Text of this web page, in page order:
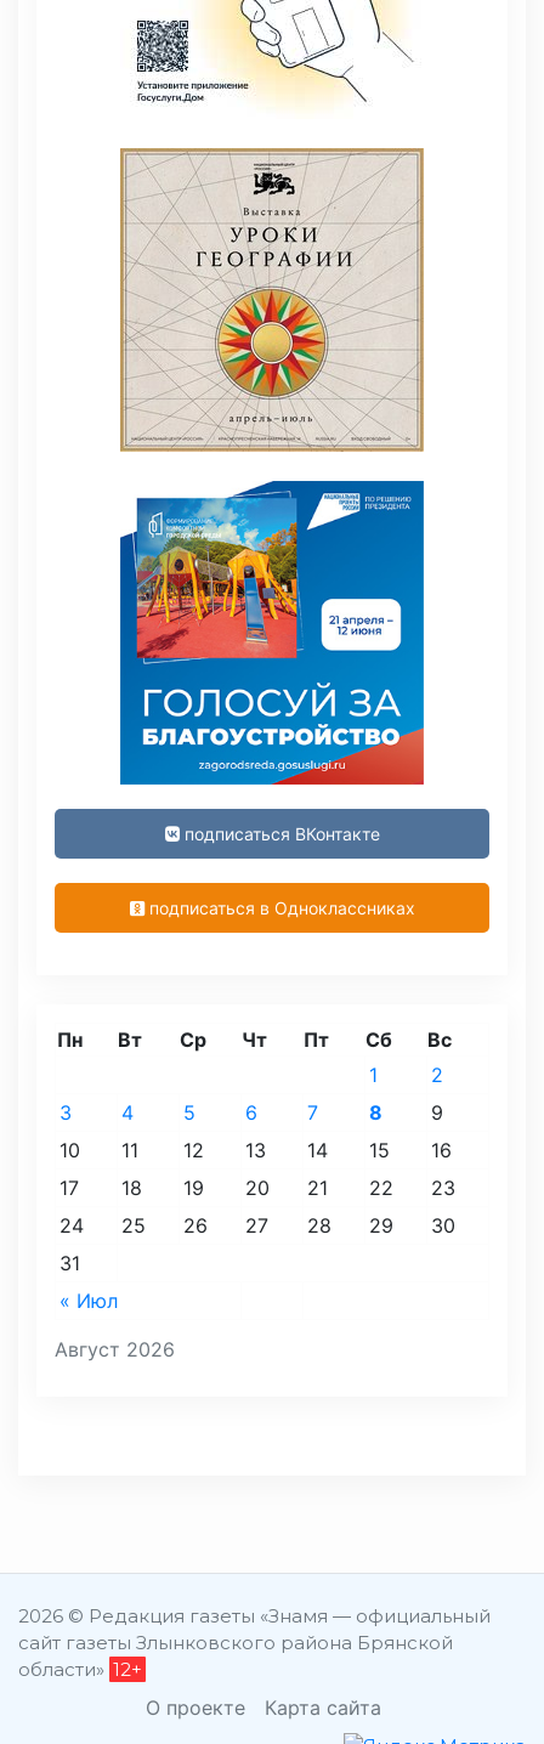
подписаться ВКонтакте
подписаться в Одноклассниках
Август 2026
Пн Вт Ср Чт Пт Сб Вс
« Июл
1
2
3
4 5 6 7 8
9
10
11 12 13 14 15
16
17
18 19 20 21 22
23
24
25 26 27 28 29
30
31
2026 © Редакция газеты «Знамя — официальный
сайт газеты Злынковского района Брянской
области» 12+
О проекте Карта сайта